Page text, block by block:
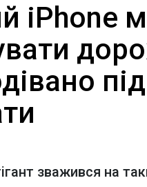
iPhone
зважився на